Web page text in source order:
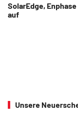
SolarEdge,
auf
Unsere